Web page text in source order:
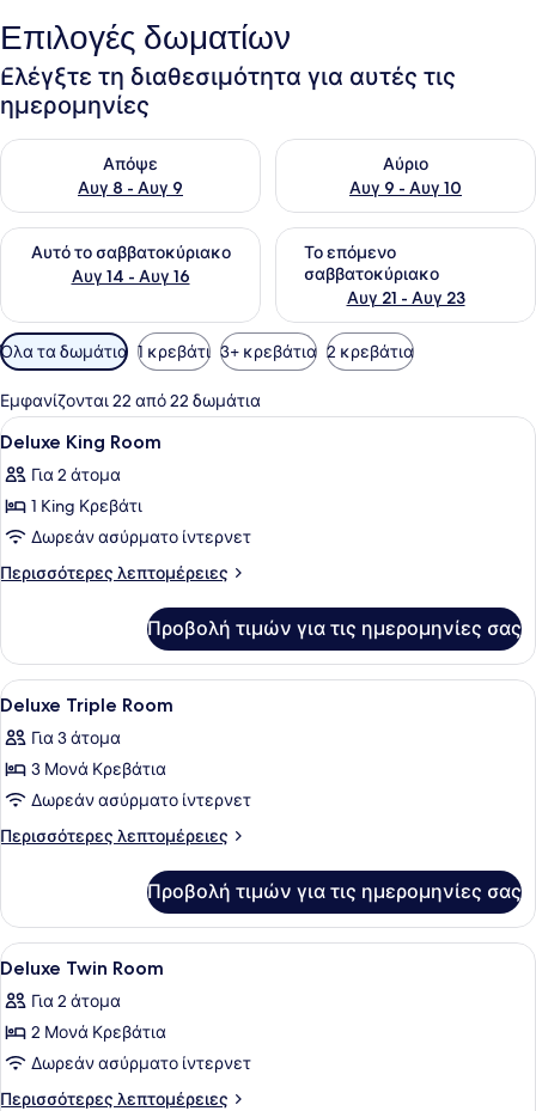
Επιλογές δωματίων
Ελέγξτε τη διαθεσιμότητα για αυτές τις
ημερομηνίες
Απόψε
Αυγ 8 - Αυγ 9
Έλεγχος διαθεσιμότητας για απόψε Αυγ 8 - Αυγ 9
Αύριο
Αυγ 9 - Αυγ 10
Έλεγχος διαθεσιμότητας
Αυτό το σαββατοκύριακο
Αυγ 14 - Αυγ 16
Έλεγχος διαθεσιμότητας για αυτό το σαββατοκύριακο Αυγ
Το επόμενο
σαββατοκύριακο
Αυγ 21 - Αυγ 23
Έλεγχος διαθεσιμότητας
Διαθέσιμα
φίλτρα
για
τα
δωμάτια
Όλα τα δωμάτια 1 κρεβάτι 3+ κρεβάτια 2 κρεβάτια
Εμφανίζονται 22 από 22 δωμάτια
Προβολή
όλων
των
φωτογραφιών
για
Deluxe
Μίνι μπαρ, χρηματοκιβώτιο στο
2
Deluxe King Room
Για 2 άτομα
1 King Κρεβάτι
Δωρεάν ασύρματο ίντερνετ
Περισσότερες λεπτομέρειες
Περισσότερες
King
Room
Προβολή τιμών για τις ημερομηνίες σας
Προβολή
όλων
των
φωτογραφιών
για
Deluxe
Μίνι μπαρ, χρηματοκιβώτιο στο
2
Deluxe Triple Room
Για 3 άτομα
3 Μονά Κρεβάτια
Δωρεάν ασύρματο ίντερνετ
Περισσότερες λεπτομέρειες
Περισσότερες
Triple
Room
Προβολή τιμών για τις ημερομηνίες σας
Προβολή
όλων
των
φωτογραφιών
για
Deluxe
Μίνι μπαρ, χρηματοκιβώτιο στο
1
Deluxe Twin Room
Για 2 άτομα
2 Μονά Κρεβάτια
Δωρεάν ασύρματο ίντερνετ
Περισσότερες λεπτομέρειες
Περισσότερες